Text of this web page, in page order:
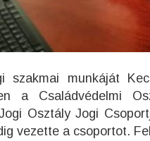
szakmai munkáját
a Családvédelmi
Osztály Jogi
vezette a csoportot.